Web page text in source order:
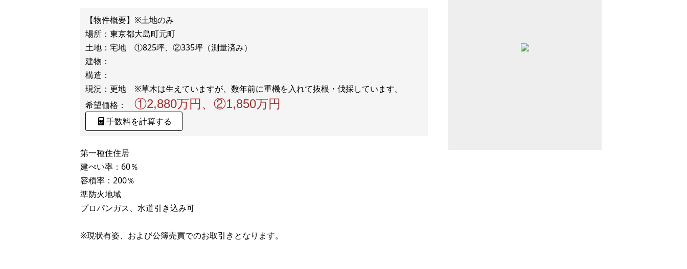
【物件概要】※土地のみ
場所：東京都大島町元町
土地：宅地 ①825坪、②335坪（測量済み）
建物：
構造：
希望価格：
①2,880万円、②1,850万円
手数料を計算する
第一種住住居
建ぺい率：60％
容積率：200％
準防火地域
プロパンガス、水道引き込み可
※現状有姿、および公簿売買でのお取引きとなります。